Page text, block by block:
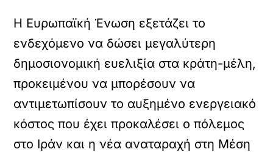
Η Ευρωπαϊκή Ένωση εξετάζει το
ενδεχόμενο να δώσει μεγαλύτερη
δημοσιονομική ευελιξία στα κράτη-μέλη,
προκειμένου να μπορέσουν να
αντιμετωπίσουν το αυξημένο ενεργειακό
κόστος που έχει προκαλέσει ο πόλεμος
στο Ιράν και η νέα αναταραχή στη Μέση